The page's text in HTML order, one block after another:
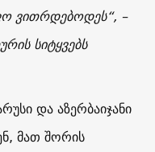
ვითრდებოდეს“, –
სიტყვებს
და აზერბაიჯანი
მათ შორის